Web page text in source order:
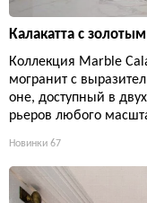
Калакатта с
Коллекция Marble
могранит с
оне, доступный в
рьеров любого
Новинки 67